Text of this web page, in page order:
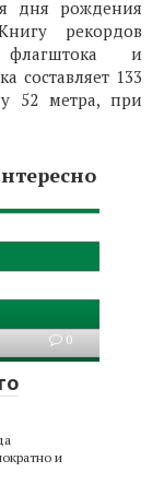
дня рождения
рекордов
флагштока и
составляет 133
52 метра, при
0
и